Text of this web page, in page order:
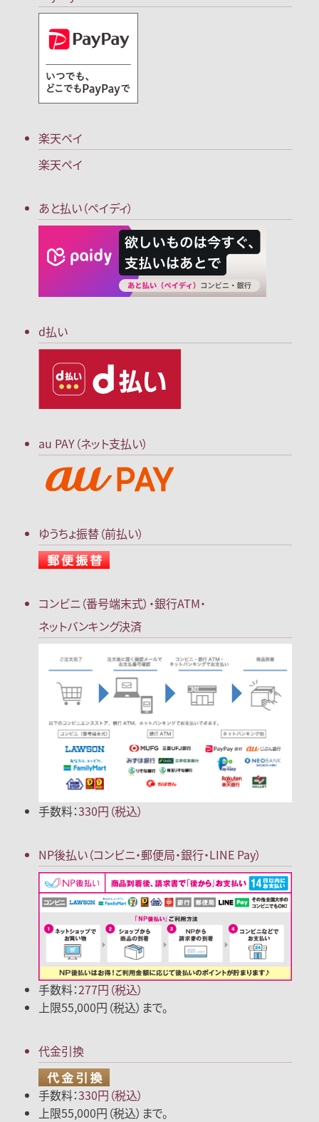
楽天ペイ
楽天ペイ
あと払い（ペイディ）
d払い
au PAY（ネット支払い）
ゆうちょ振替（前払い）
コンビニ（番号端末式）・銀行ATM・
ネットバンキング決済
手数料：330円（税込）
NP後払い（コンビニ・郵便局・銀行・LINE Pay）
手数料：277円（税込）
上限55,000円（税込）まで。
代金引換
手数料：330円（税込）
上限55,000円（税込）まで。